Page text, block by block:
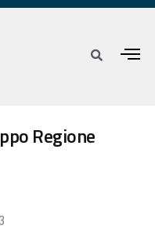
Regione